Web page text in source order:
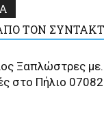
ΤΟΝ
Ξαπλώστρες
στο Πήλιο